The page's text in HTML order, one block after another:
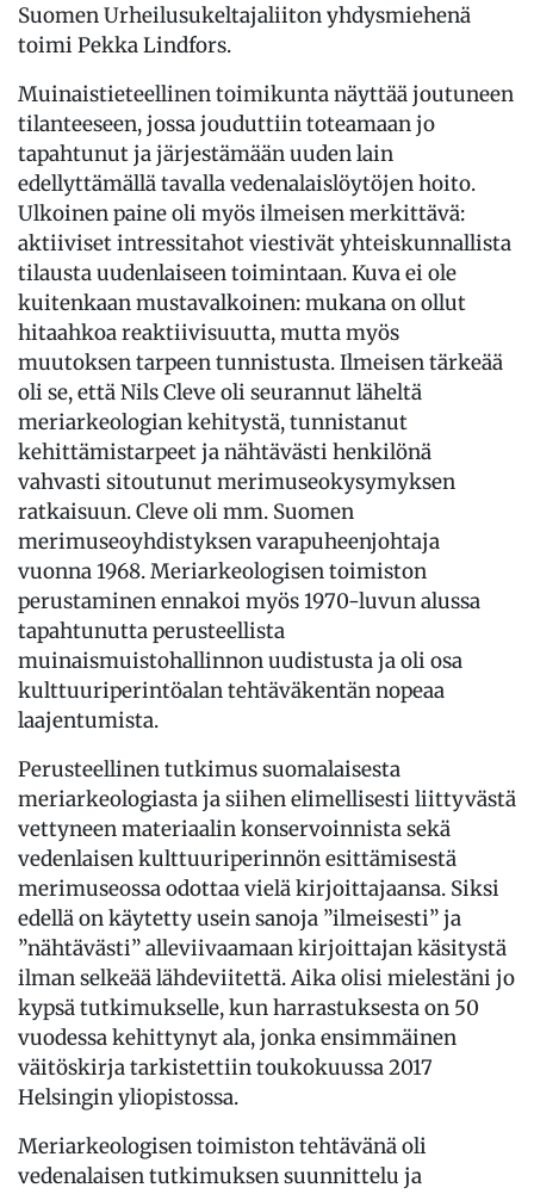
Suomen Urheilusukeltajaliiton yhdysmiehenä
toimi Pekka Lindfors.
Muinaistieteellinen toimikunta näyttää joutuneen
tilanteeseen, jossa jouduttiin toteamaan jo
tapahtunut ja järjestämään uuden lain
edellyttämällä tavalla vedenalaislöytöjen hoito.
Ulkoinen paine oli myös ilmeisen merkittävä:
aktiiviset intressitahot viestivät yhteiskunnallista
tilausta uudenlaiseen toimintaan. Kuva ei ole
kuitenkaan mustavalkoinen: mukana on ollut
hitaahkoa reaktiivisuutta, mutta myös
muutoksen tarpeen tunnistusta. Ilmeisen tärkeää
oli se, että Nils Cleve oli seurannut läheltä
meriarkeologian kehitystä, tunnistanut
kehittämistarpeet ja nähtävästi henkilönä
vahvasti sitoutunut merimuseokysymyksen
ratkaisuun. Cleve oli mm. Suomen
merimuseoyhdistyksen varapuheenjohtaja
vuonna 1968. Meriarkeologisen toimiston
perustaminen ennakoi myös 1970-luvun alussa
tapahtunutta perusteellista
muinaismuistohallinnon uudistusta ja oli osa
kulttuuriperintöalan tehtäväkentän nopeaa
laajentumista.
Perusteellinen tutkimus suomalaisesta
meriarkeologiasta ja siihen elimellisesti liittyvästä
vettyneen materiaalin konservoinnista sekä
vedenlaisen kulttuuriperinnön esittämisestä
merimuseossa odottaa vielä kirjoittajaansa. Siksi
edellä on käytetty usein sanoja ”ilmeisesti” ja
”nähtävästi” alleviivaamaan kirjoittajan käsitystä
ilman selkeää lähdeviitettä. Aika olisi mielestäni jo
kypsä tutkimukselle, kun harrastuksesta on 50
vuodessa kehittynyt ala, jonka ensimmäinen
väitöskirja tarkistettiin toukokuussa 2017
Helsingin yliopistossa.
Meriarkeologisen toimiston tehtävänä oli
vedenalaisen tutkimuksen suunnittelu ja